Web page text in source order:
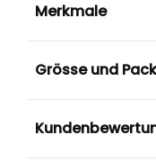
Merkmale
Grösse und